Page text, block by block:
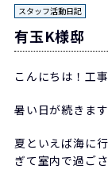
スタッフ活動日記
有玉K様邸
こんにちは！工
暑い日が続きま
夏といえば海に
ぎて室内で過ご